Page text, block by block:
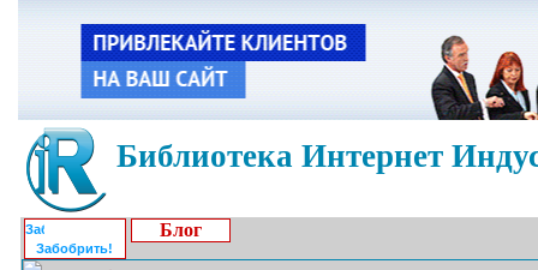
Библиотека Интернет
Забобрить!
Блог